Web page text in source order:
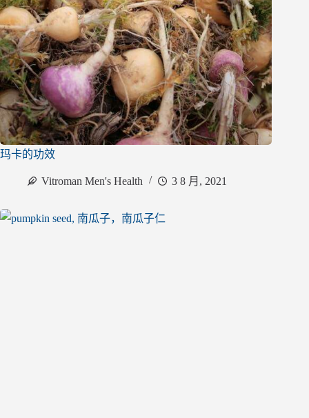
玛卡的功效
Vitroman Men's Health 3 8 月, 2021